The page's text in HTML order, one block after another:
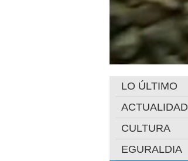
LO ÚLTIMO
ACTUALIDAD
CULTURA
EGURALDIA